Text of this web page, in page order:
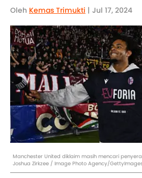
Oleh Kemas Trimukti | Jul 17, 2024
Manchester United diklaim masih mencari
Joshua Zirkzee / Image Photo Agency/